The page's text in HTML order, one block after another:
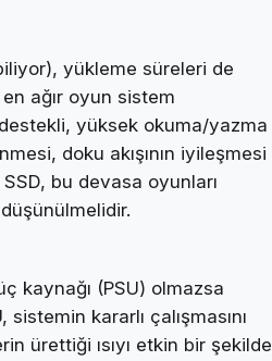
yükleme süreleri de
ağır oyun sistem
yüksek okuma/yazma
doku akışının iyileşmesi
bu devasa oyunları
kaynağı (PSU) olmazsa
kararlı çalışmasını
ürettiği ısıyı etkin bir şekilde